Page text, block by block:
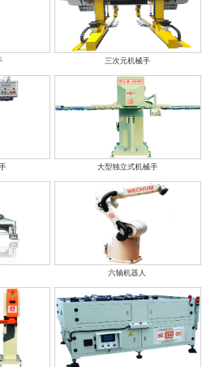
三次元机械手
大型独立式机械手
六轴机器人